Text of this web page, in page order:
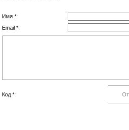
Имя *:
Email *:
Код *: